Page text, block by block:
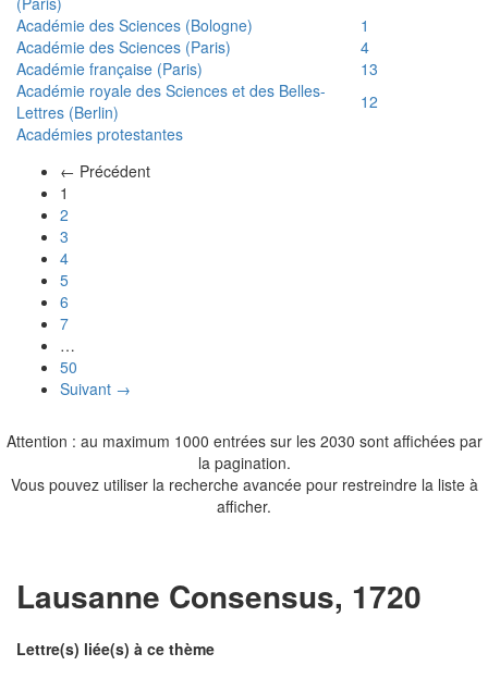
Académie des Sciences (Bologne)
1
Académie des Sciences (Paris)
4
Académie française (Paris)
13
Académie royale des Sciences et des Belles-
Lettres (Berlin)
12
Académies protestantes
← Précédent
1
2
3
4
5
6
7
…
50
Suivant →
Attention : au maximum 1000 entrées sur les 2030 sont affichées par
la pagination.
Vous pouvez utiliser la recherche avancée pour restreindre la liste à
afficher.
Lausanne Consensus, 1720
Lettre(s) liée(s) à ce thème